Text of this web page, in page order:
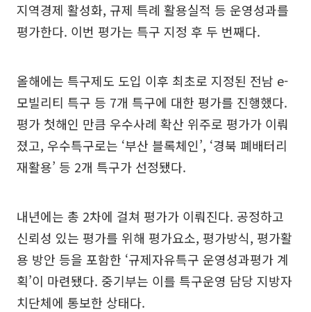
지역경제 활성화, 규제 특례 활용실적 등 운영성과를
평가한다. 이번 평가는 특구 지정 후 두 번째다.
올해에는 특구제도 도입 이후 최초로 지정된 전남 e-
모빌리티 특구 등 7개 특구에 대한 평가를 진행했다.
평가 첫해인 만큼 우수사례 확산 위주로 평가가 이뤄
졌고, 우수특구로는 ‘부산 블록체인’, ‘경북 폐배터리
재활용’ 등 2개 특구가 선정됐다.
내년에는 총 2차에 걸쳐 평가가 이뤄진다. 공정하고
신뢰성 있는 평가를 위해 평가요소, 평가방식, 평가활
용 방안 등을 포함한 ‘규제자유특구 운영성과평가 계
획’이 마련됐다. 중기부는 이를 특구운영 담당 지방자
치단체에 통보한 상태다.